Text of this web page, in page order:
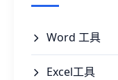
Word 工具
Excel工具